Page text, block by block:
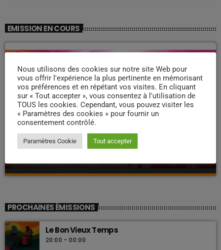
EMISSION EN COURS
Nostalgie retro
Les plus beaux Zouk des années 80
PROCHAINES ÉMISSIONS
Le Bon Vieux Temps
20:00 - 00:00
Nous utilisons des cookies sur notre site Web pour
vous offrir l'expérience la plus pertinente en mémorisant
vos préférences et en répétant vos visites. En cliquant
sur « Tout accepter », vous consentez à l'utilisation de
TOUS les cookies. Cependant, vous pouvez visiter les
« Paramètres des cookies » pour fournir un
consentement contrôlé.
Paramètres Cookie Tout accepter